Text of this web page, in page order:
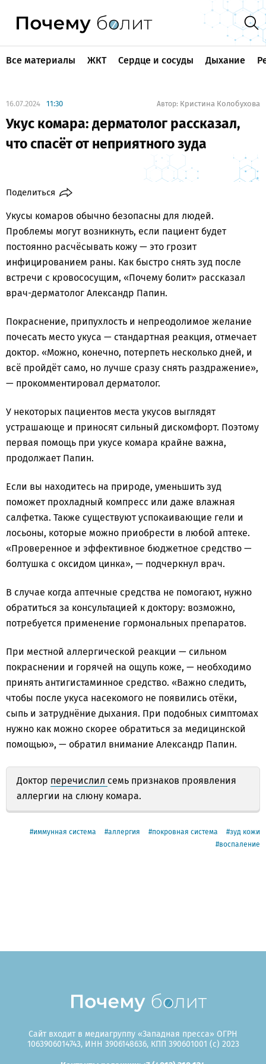
Все материалы ЖКТ Сердце и сосуды Дыхание
16.07.2024 11:30 Автор: Кристина Колобухова
Укус комара: дерматолог рассказал,
что спасёт от неприятного зуда
Поделиться
Укусы комаров обычно безопасны для людей.
Проблемы могут возникнуть, если пациент будет
постоянно расчёсывать кожу — это грозит
инфицированием раны. Как быстро снять зуд после
встречи с кровососущим, «Почему болит» рассказал
врач-дерматолог Александр Папин.
Покраснение, припухлость и непреодолимое желание
почесать место укуса — стандартная реакция, отмечает
доктор. «Можно, конечно, потерпеть несколько дней, и
всё пройдёт само, но лучше сразу снять раздражение»,
— прокомментировал дерматолог.
У некоторых пациентов места укусов выглядят
устрашающе и приносят сильный дискомфорт. Поэтому
первая помощь при укусе комара крайне важна,
продолжает Папин.
Если вы находитесь на природе, уменьшить зуд
поможет прохладный компресс или даже влажная
салфетка. Также существуют успокаивающие гели и
лосьоны, которые можно приобрести в любой аптеке.
«Проверенное и эффективное бюджетное средство —
болтушка с оксидом цинка», — подчеркнул врач.
В случае когда аптечные средства не помогают, нужно
обратиться за консультацией к доктору: возможно,
потребуется применение гормональных препаратов.
При местной аллергической реакции — сильном
покраснении и горячей на ощупь коже, — необходимо
принять антигистаминное средство. «Важно следить,
чтобы после укуса насекомого не появились отёки,
сыпь и затруднёние дыхания. При подобных симптомах
нужно как можно скорее обратиться за медицинской
помощью», — обратил внимание Александр Папин.
Доктор перечислил семь признаков проявления
аллергии на слюну комара.
иммунная система аллергия покровная система
зуд кожи
воспаление
Сайт входит в медиагруппу «Западная пресса» ОГРН
1063906014743, ИНН 3906148636, КПП 390601001 (c) 2023